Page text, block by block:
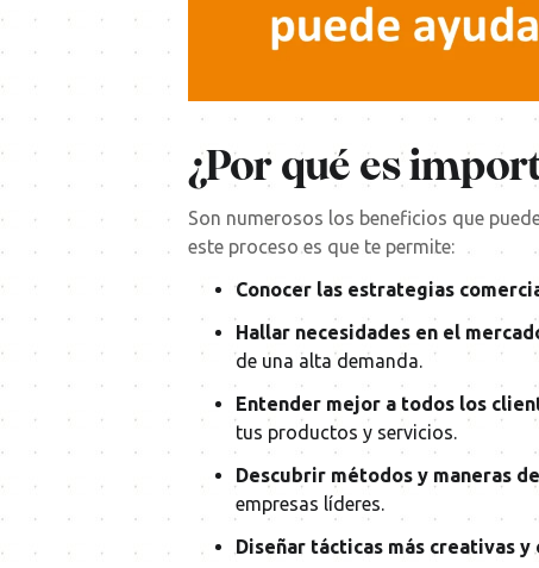
¿Por qué es
Son numerosos los beneficios que
este proceso es que te permite:
Conocer las estrategias
Hallar necesidades en el
de una alta demanda.
Entender mejor a todos los
tus productos y servicios.
Descubrir métodos y maneras
empresas líderes.
Diseñar tácticas más creativas y